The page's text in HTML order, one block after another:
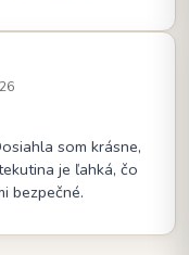
som krásne,
je ľahká, čo
bezpečné.